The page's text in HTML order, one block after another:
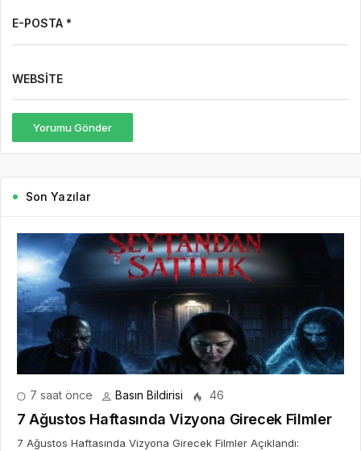
E-POSTA *
WEBSITE
Yorumu Gönder
Son Yazılar
7 saat önce Basın Bildirisi 46
7 Ağustos Haftasında Vizyona Girecek Filmler
7 Ağustos Haftasında Vizyona Girecek Filmler Açıklandı: